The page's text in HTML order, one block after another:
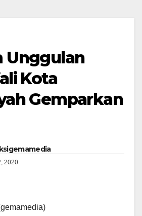
Unggulan
Kota
Gemparkan
2020